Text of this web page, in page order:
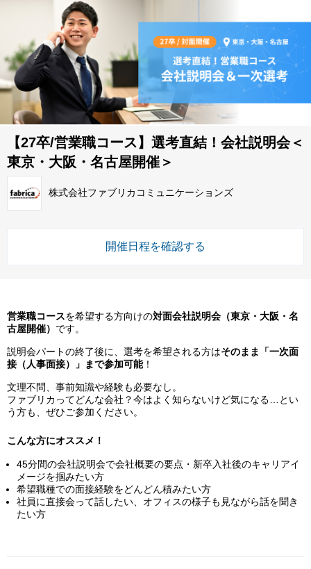
【27卒/営業職コース】選考直結！会社説明会＜
東京・大阪・名古屋開催＞
株式会社ファブリカコミュニケーションズ
開催日程を確認する
営業職コースを希望する方向けの対面会社説明会（東京・大阪・名
古屋開催） です。
説明会パートの終了後に、選考を希望される方はそのまま「一次面
接（人事面接）」まで参加可能！
文理不問、事前知識や経験も必要なし。
ファブリカってどんな会社？今はよく知らないけど気になる…とい
う方も、ぜひご参加ください。
こんな方にオススメ！
45分間の会社説明会で会社概要の要点・新卒入社後のキャリアイ
メージを掴みたい方
希望職種での面接経験をどんどん積みたい方
社員に直接会って話したい、オフィスの様子も見ながら話を聞き
たい方